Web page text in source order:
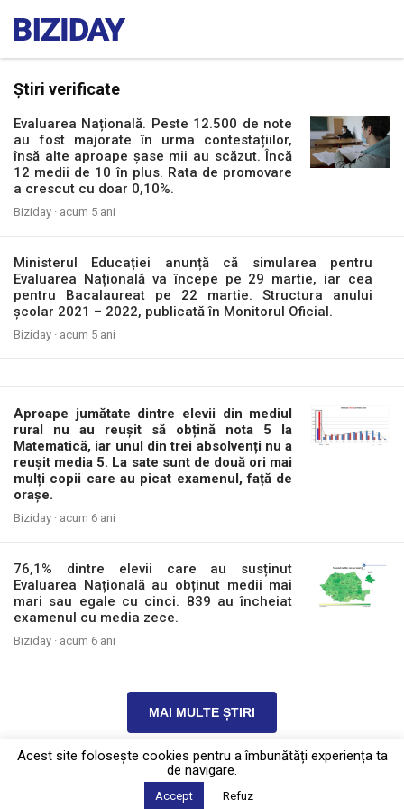
Știri verificate
Evaluarea Națională. Peste 12.500 de note
au fost majorate în urma contestațiilor,
însă alte aproape șase mii au scăzut. Încă
12 medii de 10 în plus. Rata de promovare
a crescut cu doar 0,10%.
Biziday · acum 5 ani
Ministerul Educației anunță că simularea pentru
Evaluarea Națională va începe pe 29 martie, iar cea
pentru Bacalaureat pe 22 martie. Structura anului
școlar 2021 – 2022, publicată în Monitorul Oficial.
Biziday · acum 5 ani
Aproape jumătate dintre elevii din mediul
rural nu au reușit să obțină nota 5 la
Matematică, iar unul din trei absolvenți nu a
reușit media 5. La sate sunt de două ori mai
mulți copii care au picat examenul, față de
orașe.
Biziday · acum 6 ani
76,1% dintre elevii care au susținut
Evaluarea Națională au obținut medii mai
mari sau egale cu cinci. 839 au încheiat
examenul cu media zece.
Biziday · acum 6 ani
MAI MULTE ȘTIRI
Politica de confidențialitate
2026 © Biziday
Acest site foloseşte cookies pentru a îmbunătăți experiența ta
de navigare.
Accept Refuz